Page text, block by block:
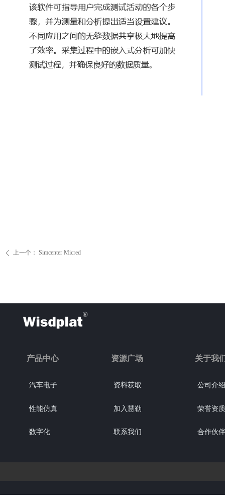
ꄴ 上一个： Simcenter Micred
产品中心
汽车电子
性能仿真
数字化
资料获取
加入慧勒
联系我们
资源广场
公司介绍
荣誉资质
合作伙伴
关于我